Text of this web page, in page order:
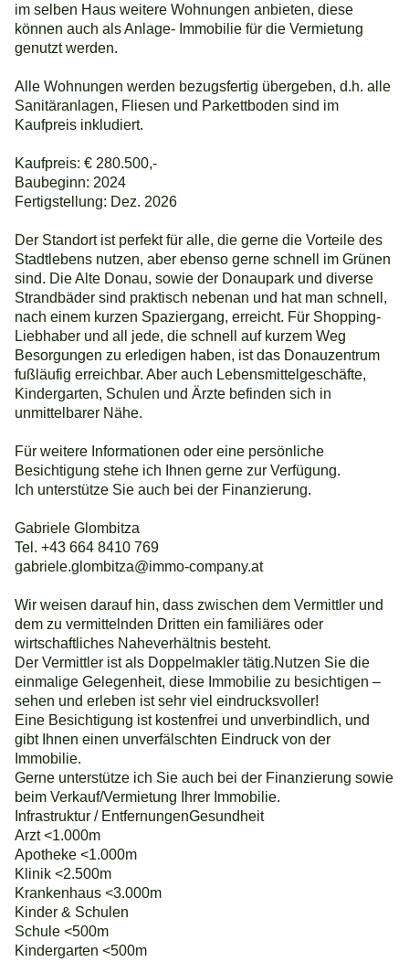
im selben Haus weitere Wohnungen anbieten, diese
können auch als Anlage- Immobilie für die Vermietung
genutzt werden.
Alle Wohnungen werden bezugsfertig übergeben, d.h. alle
Sanitäranlagen, Fliesen und Parkettboden sind im
Kaufpreis inkludiert.
Kaufpreis: € 280.500,-
Baubeginn: 2024
Fertigstellung: Dez. 2026
Der Standort ist perfekt für alle, die gerne die Vorteile des
Stadtlebens nutzen, aber ebenso gerne schnell im Grünen
sind. Die Alte Donau, sowie der Donaupark und diverse
Strandbäder sind praktisch nebenan und hat man schnell,
nach einem kurzen Spaziergang, erreicht. Für Shopping-
Liebhaber und all jede, die schnell auf kurzem Weg
Besorgungen zu erledigen haben, ist das Donauzentrum
fußläufig erreichbar. Aber auch Lebensmittelgeschäfte,
Kindergarten, Schulen und Ärzte befinden sich in
unmittelbarer Nähe.
Für weitere Informationen oder eine persönliche
Besichtigung stehe ich Ihnen gerne zur Verfügung.
Ich unterstütze Sie auch bei der Finanzierung.
Gabriele Glombitza
Tel. +43 664 8410 769
gabriele.glombitza@immo-company.at
Wir weisen darauf hin, dass zwischen dem Vermittler und
dem zu vermittelnden Dritten ein familiäres oder
wirtschaftliches Naheverhältnis besteht.
Der Vermittler ist als Doppelmakler tätig.Nutzen Sie die
einmalige Gelegenheit, diese Immobilie zu besichtigen –
sehen und erleben ist sehr viel eindrucksvoller!
Eine Besichtigung ist kostenfrei und unverbindlich, und
gibt Ihnen einen unverfälschten Eindruck von der
Immobilie.
Gerne unterstütze ich Sie auch bei der Finanzierung sowie
beim Verkauf/Vermietung Ihrer Immobilie.
Infrastruktur / EntfernungenGesundheit
Arzt <1.000m
Apotheke <1.000m
Klinik <2.500m
Krankenhaus <3.000m
Kinder & Schulen
Schule <500m
Kindergarten <500m